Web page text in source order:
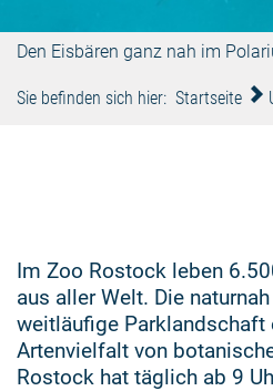
Den Eisbären ganz nah im
Sie befinden sich hier: Startseite
Im Zoo Rostock leben
aus aller Welt. Die
weitläufige Parklandschaft
Artenvielfalt von
Rostock hat täglich ab 9